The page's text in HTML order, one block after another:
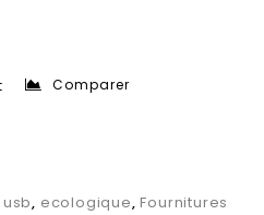
Comparer
, ecologique,Fournitures